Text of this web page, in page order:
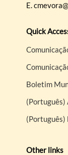
E.
Quick
Boletim
(Português)
(Português)
Other links